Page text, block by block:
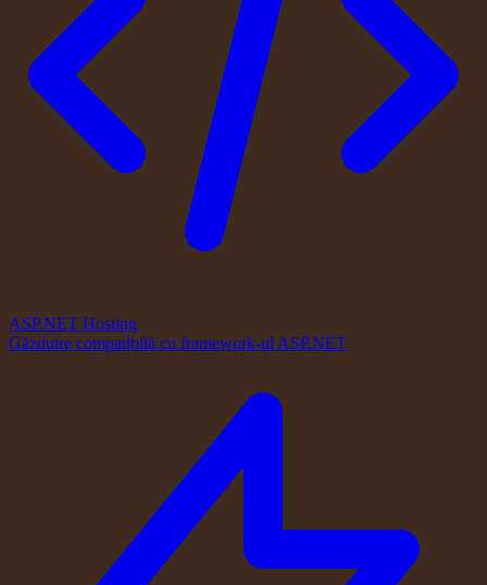
ASP.NET Hosting
Găzduire compatibilă cu framework-ul ASP.NET